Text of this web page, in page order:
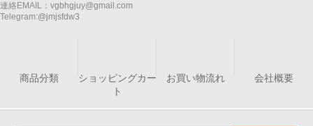
連絡EMAIL： vgbhgjuy@gmail.com
Telegram:@jmjsfdw3
商品分類
ショッピングカー
ト
お買い物流れ 会社概要